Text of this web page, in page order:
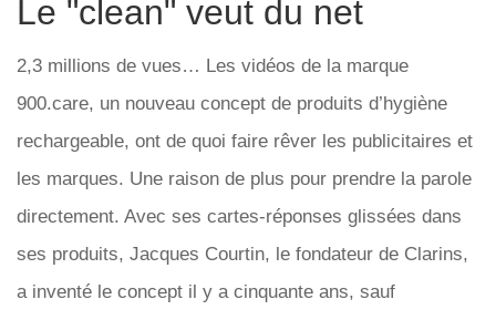
Le "clean" veut du net
2,3 millions de vues… Les vidéos de la marque
900.care, un nouveau concept de produits d’hygiène
rechargeable, ont de quoi faire rêver les publicitaires et
les marques. Une raison de plus pour prendre la parole
directement. Avec ses cartes-réponses glissées dans
ses produits, Jacques Courtin, le fondateur de Clarins,
a inventé le concept il y a cinquante ans, sauf